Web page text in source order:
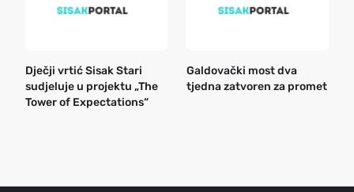
Dječji vrtić Sisak Stari
sudjeluje u projektu „The
Tower of Expectations“
Galdovački most dva
tjedna zatvoren za promet